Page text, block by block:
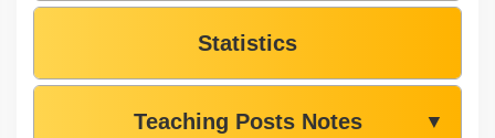
Statistics
Teaching Posts Notes ▼